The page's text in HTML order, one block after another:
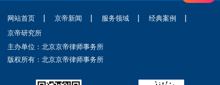
网站首页 京帝新闻 服务领域
经典案例
京帝研究所
主办单位：北京京帝律师事务所
版权所有：北京京帝律师事务所